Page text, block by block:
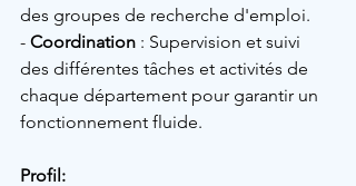
des groupes de recherche d'emploi.
- Coordination : Supervision et suivi
des différentes tâches et activités de
chaque département pour garantir un
fonctionnement fluide.
Profil: